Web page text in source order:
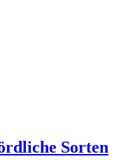
Sorten